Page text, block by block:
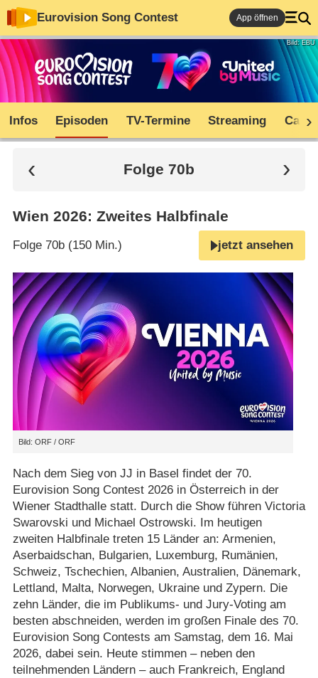
Eurovision Song Contest App öffnen
Bild: EBU
Infos Episoden TV-Termine Streaming Cast
Folge 70b
Wien 2026: Zweites Halbfinale
Folge 70b (150 Min.) jetzt ansehen
Bild: ORF / ORF
Nach dem Sieg von JJ in Basel findet der 70.
Eurovision Song Contest 2026 in Österreich in der
Wiener Stadthalle statt. Durch die Show führen Victoria
Swarovski und Michael Ostrowski. Im heutigen
zweiten Halbfinale treten 15 Länder an: Armenien,
Aserbaidschan, Bulgarien, Luxemburg, Rumänien,
Schweiz, Tschechien, Albanien, Australien, Dänemark,
Lettland, Malta, Norwegen, Ukraine und Zypern. Die
zehn Länder, die im Publikums- und Jury-Voting am
besten abschneiden, werden im großen Finale des 70.
Eurovision Song Contests am Samstag, dem 16. Mai
2026, dabei sein. Heute stimmen – neben den
teilnehmenden Ländern – auch Frankreich, England